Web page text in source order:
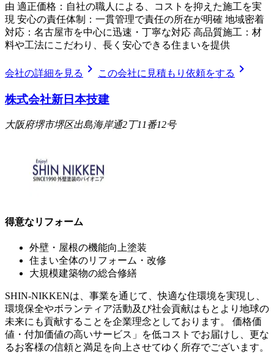
由 適正価格：自社の職人による、コストを抑えた施工を実
現 安心の責任体制：一貫管理で責任の所在が明確 地域密着
対応：名古屋市を中心に迅速・丁寧な対応 高品質施工：材
料や工法にこだわり、長く安心できる住まいを提供
会社の詳細を見る chevron_right この会社に見積もり依頼をする chevron_right
株式会社新日本技建
大阪府堺市堺区出島海岸通2丁11番12号
得意なリフォーム
外壁・屋根の機能向上塗装
住まい全体のリフォーム・改修
大規模建築物の総合修繕
SHIN-NIKKENは、事業を通じて、快適な住環境を実現し、
環境保全やボランティア活動及び社会貢献はもとより地球の
未来にも貢献することを企業理念としております。 価格価
値・付加価値の高いサービス」を低コストでお届けし、更な
るお客様の信頼と満足を向上させてゆく所存でございます。